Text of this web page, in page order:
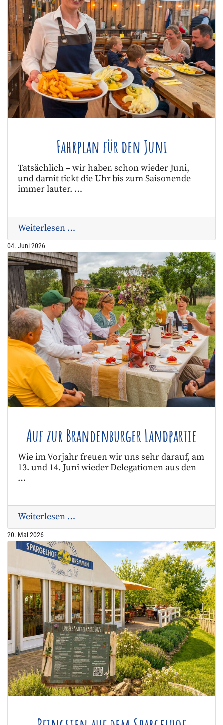
Fahrplan für den Juni
Tatsächlich – wir haben schon wieder Juni,
und damit tickt die Uhr bis zum Saisonende
immer lauter. …
Weiterlesen …
04. Juni 2026
Auf zur Brandenburger Landpartie
Wie im Vorjahr freuen wir uns sehr darauf, am
13. und 14. Juni wieder Delegationen aus den
…
Weiterlesen …
20. Mai 2026